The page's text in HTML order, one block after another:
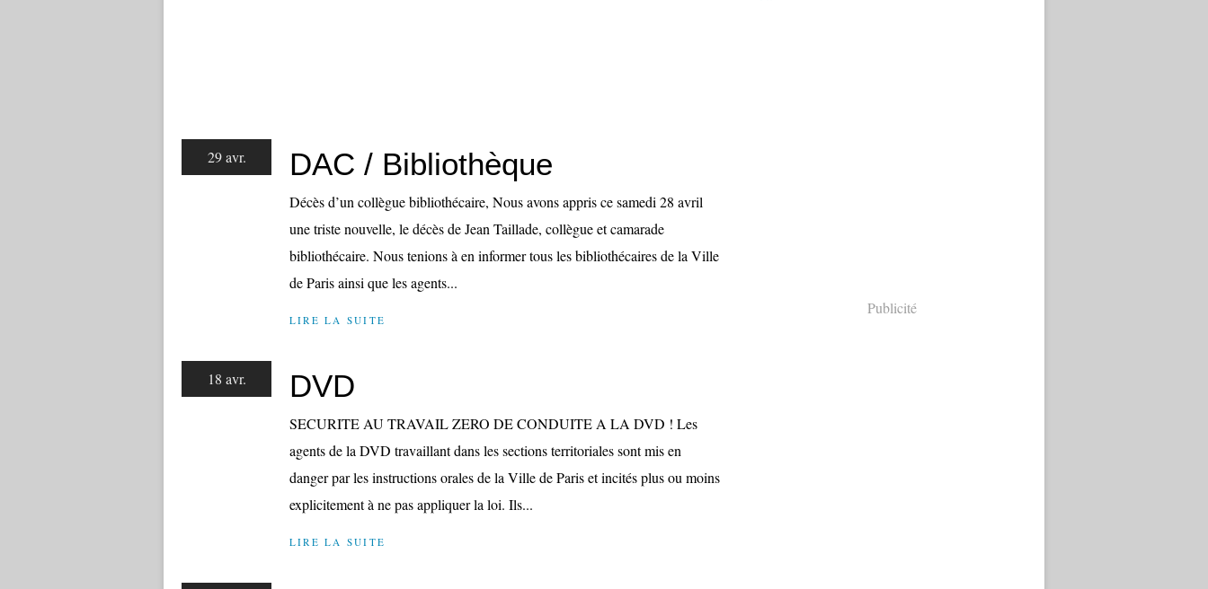
29 avr. DAC / Bibliothèque
Décès d’un collègue bibliothécaire, Nous avons appris ce samedi 28 avril
une triste nouvelle, le décès de Jean Taillade, collègue et camarade
bibliothécaire. Nous tenions à en informer tous les bibliothécaires de la Ville
de Paris ainsi que les agents...
LIRE LA SUITE
18 avr. DVD
SECURITE AU TRAVAIL ZERO DE CONDUITE A LA DVD ! Les
agents de la DVD travaillant dans les sections territoriales sont mis en
danger par les instructions orales de la Ville de Paris et incités plus ou moins
explicitement à ne pas appliquer la loi. Ils...
LIRE LA SUITE
Publicité